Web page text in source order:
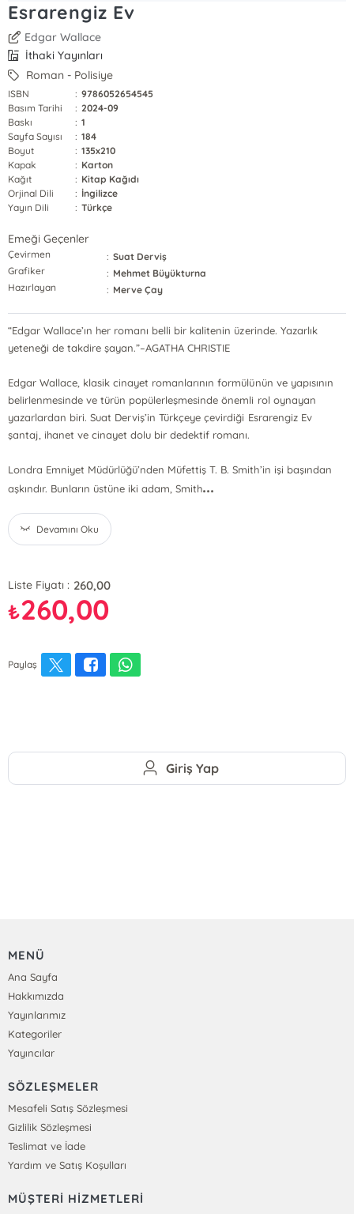
Esrarengiz Ev
Edgar Wallace
İthaki Yayınları
Roman - Polisiye
ISBN : 9786052654545
Basım Tarihi
: 2024-09
Baskı
: 1
Sayfa Sayısı
: 184
Boyut
: 135x210
Kapak
: Karton
Kağıt
: Kitap Kağıdı
Orjinal Dili
: İngilizce
Yayın Dili
: Türkçe
Emeği Geçenler
Çevirmen : Suat Derviş
Grafiker
: Mehmet Büyükturna
Hazırlayan
: Merve Çay
“Edgar Wallace’ın her romanı belli bir kalitenin üzerinde. Yazarlık
yeteneği de takdire şayan.”–AGATHA CHRISTIE
Edgar Wallace, klasik cinayet romanlarının formülünün ve yapısının
belirlenmesinde ve türün popülerleşmesinde önemli rol oynayan
yazarlardan biri. Suat Derviş’in Türkçeye çevirdiği Esrarengiz Ev
şantaj, ihanet ve cinayet dolu bir dedektif romanı.
Londra Emniyet Müdürlüğü’nden Müfettiş T. B. Smith’in işi başından
aşkındır. Bunların üstüne iki adam, Smith...
Devamını Oku
Liste Fiyatı : 260,00
₺260,00
Paylaş
Giriş Yap
MENÜ
Ana Sayfa
Hakkımızda
Yayınlarımız
Kategoriler
Yayıncılar
SÖZLEŞMELER
Mesafeli Satış Sözleşmesi
Gizlilik Sözleşmesi
Teslimat ve İade
Yardım ve Satış Koşulları
MÜŞTERİ HİZMETLERİ